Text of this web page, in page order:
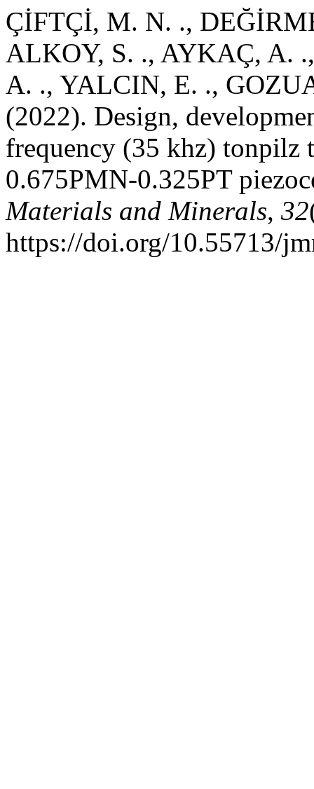
ÇİFTÇİ, M. N. .,
ALKOY, S. ., AYKAÇ, A.
A. ., YALCIN, E. .,
(2022). Design,
frequency (35 khz) tonpilz
0.675PMN-0.325PT
Materials and Minerals, 32
https://doi.org/10.55713/